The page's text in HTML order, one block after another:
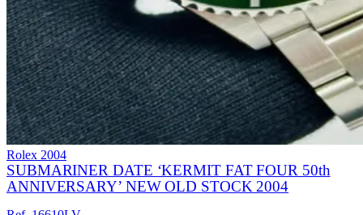
Rolex 2004
SUBMARINER DATE ‘KERMIT FAT FOUR 50th
ANNIVERSARY’ NEW OLD STOCK 2004